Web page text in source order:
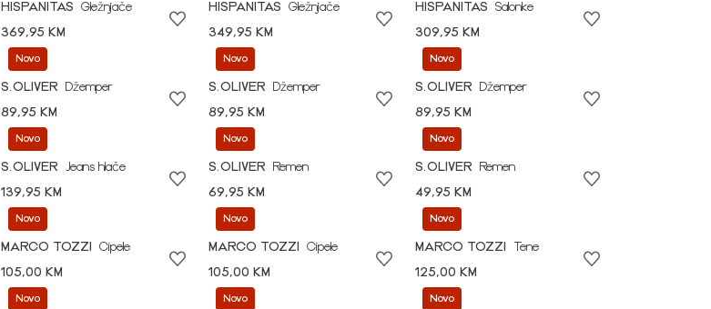
HISPANITAS
Gležnjače
369,95 KM
HISPANITAS
Gležnjače
349,95 KM
HISPANITAS
Salonke
309,95 KM
Novo
S.OLIVER
Džemper
89,95 KM
Novo
S.OLIVER
Džemper
89,95 KM
Novo
S.OLIVER
Džemper
89,95 KM
Novo
S.OLIVER
Jeans hlače
139,95 KM
Novo
S.OLIVER
Remen
69,95 KM
Novo
S.OLIVER
Remen
49,95 KM
Novo
MARCO TOZZI
Cipele
105,00 KM
Novo
MARCO TOZZI
Cipele
105,00 KM
Novo
MARCO TOZZI
Tene
125,00 KM
Novo Novo Novo